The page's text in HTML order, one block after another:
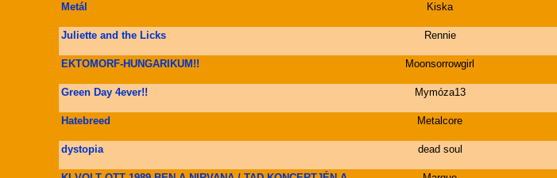
Metál
Kiska
Juliette and the Licks
Rennie
EKTOMORF-HUNGARIKUM!!
Moonsorrowgirl
Green Day 4ever!!
Mymóza13
Hatebreed
Metalcore
dystopia
dead soul